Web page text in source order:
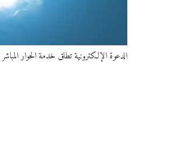
الدعوة الإلكترونية تطلق خدمة الحوار